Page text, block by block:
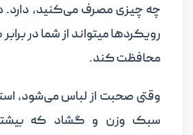
چه چیزی مصرف می‌کنید، دارد.
رویکردها میتواند از شما در
محافظت کند.
وقتی صحبت از لباس می‌شود،
سبک وزن و گشاد که